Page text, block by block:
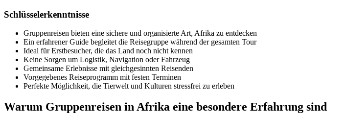
Schlüsselerkenntnisse
Gruppenreisen bieten eine sichere und organisierte Art, Afrika zu entdecken
Ein erfahrener Guide begleitet die Reisegruppe während der gesamten Tour
Ideal für Erstbesucher, die das Land noch nicht kennen
Keine Sorgen um Logistik, Navigation oder Fahrzeug
Gemeinsame Erlebnisse mit gleichgesinnten Reisenden
Vorgegebenes Reiseprogramm mit festen Terminen
Perfekte Möglichkeit, die Tierwelt und Kulturen stressfrei zu erleben
Warum Gruppenreisen in Afrika eine besondere Erfahrung sind